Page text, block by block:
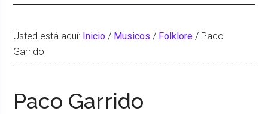
Usted está aquí: Inicio / Musicos / Folklore / Paco
Garrido
Paco Garrido